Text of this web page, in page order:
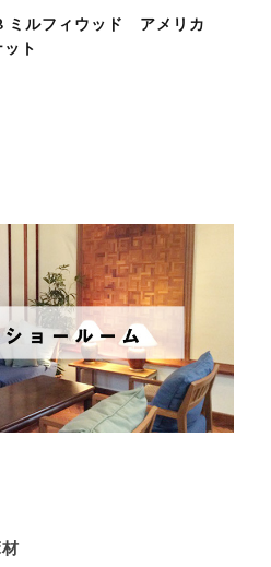
ルフィウッド アメリカ
ト